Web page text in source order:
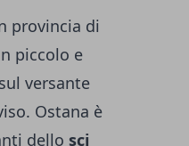
provincia di
piccolo e
versante
Ostana è
dello sci